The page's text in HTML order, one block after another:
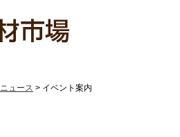
ニュース > イベント案内